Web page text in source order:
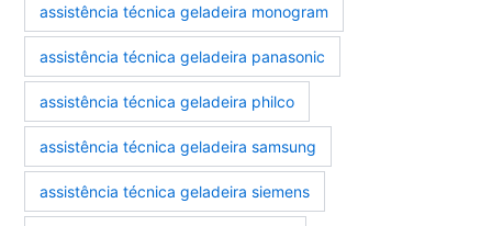
assistência técnica geladeira monogram
assistência técnica geladeira panasonic
assistência técnica geladeira philco
assistência técnica geladeira samsung
assistência técnica geladeira siemens